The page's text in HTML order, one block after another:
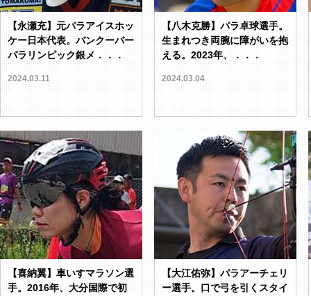
【永瀬充】元パラアイスホッ
ケー日本代表。バンクーバー
パラリンピック銀メ．．．
2024.03.11
【八木克勝】パラ卓球選手。
生まれつき両腕に障がいを抱
える。2023年、．．．
2024.03.04
【喜納翼】車いすマラソン選
手。2016年、大分国際で初
【大江佑弥】パラアーチェリ
ー選手。口で弓を引くスタイ